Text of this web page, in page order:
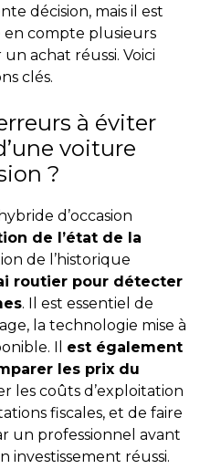
décision, mais il est
compte plusieurs
achat réussi. Voici
clés.
à éviter
voiture
?
d’occasion
de l’état de la
de l’historique
routier pour détecter
. Il est essentiel de
la technologie mise à
Il est également
les prix du
les coûts d’exploitation
fiscales, et de faire
un professionnel avant
investissement réussi.